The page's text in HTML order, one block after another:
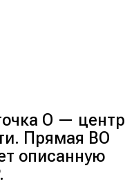
O — центр
Прямая BO
описанную